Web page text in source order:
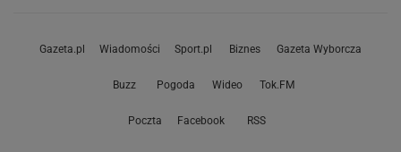
Gazeta.pl Wiadomości Sport.pl Biznes Gazeta Wyborcza
Buzz Pogoda Wideo Tok.FM
Poczta Facebook RSS